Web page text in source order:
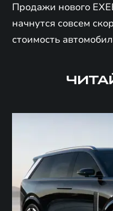
Продажи нового
начнутся совсем
стоимость